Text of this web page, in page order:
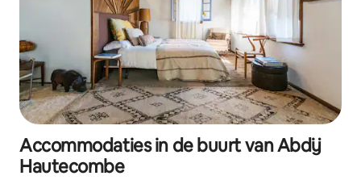
Accommodaties in de buurt van Abdij
Hautecombe